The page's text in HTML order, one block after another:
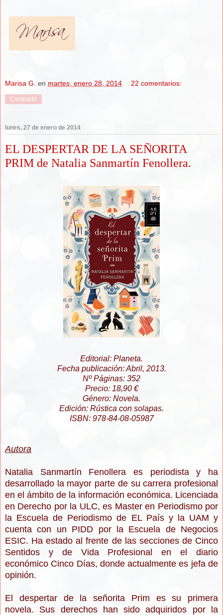
Marisa G. en martes, enero 28, 2014 22 comentarios:
Compartir
lunes, 27 de enero de 2014
EL DESPERTAR DE LA SEÑORITA
PRIM de Natalia Sanmartín Fenollera.
Editorial: Planeta.
Fecha publicación: Abril, 2013.
Nº Páginas: 352
Precio: 18,90 €
Género: Novela.
Edición: Rústica con solapas.
ISBN: 978-84-08-05987
Autora
Natalia Sanmartín Fenollera es periodista y ha
desarrollado la mayor parte de su carrera profesional
en el ámbito de la información económica. Licenciada
en Derecho por la ULC, es Master en Periodismo por
la Escuela de Periodismo de EL País y la UAM y
cuenta con un PIDD por la Escuela de Negocios
ESIC. Ha estado al frente de las secciones de Cinco
Sentidos y de Vida Profesional en el diario
económico Cinco Días, donde actualmente es jefa de
opinión.
El despertar de la señorita Prim es su primera
novela. Sus derechos han sido adquiridos por la